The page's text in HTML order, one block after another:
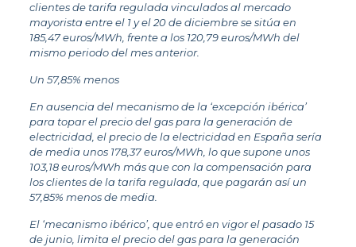
clientes de tarifa regulada vinculados al mercado
mayorista entre el 1 y el 20 de diciembre se sitúa en
185,47 euros/MWh, frente a los 120,79 euros/MWh del
mismo periodo del mes anterior.
Un 57,85% menos
En ausencia del mecanismo de la ‘excepción ibérica’
para topar el precio del gas para la generación de
electricidad, el precio de la electricidad en España sería
de media unos 178,37 euros/MWh, lo que supone unos
103,18 euros/MWh más que con la compensación para
los clientes de la tarifa regulada, que pagarán así un
57,85% menos de media.
El ‘mecanismo ibérico’, que entró en vigor el pasado 15
de junio, limita el precio del gas para la generación